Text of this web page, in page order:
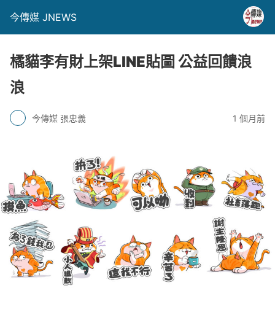
今傳媒 JNEWS
橘貓李有財上架LINE貼圖 公益回饋浪
浪
今傳媒 張忠義 1 個月前